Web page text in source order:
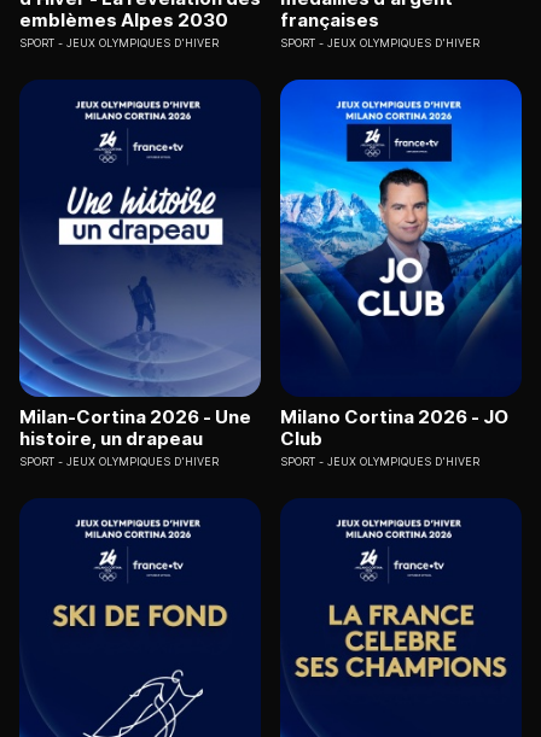
emblèmes Alpes 2030
SPORT JEUX OLYMPIQUES D'HIVER
françaises
SPORT JEUX OLYMPIQUES D'HIVER
Milan-Cortina 2026 - Une
histoire, un drapeau
SPORT JEUX OLYMPIQUES D'HIVER
Milano Cortina 2026 - JO
Club
SPORT JEUX OLYMPIQUES D'HIVER